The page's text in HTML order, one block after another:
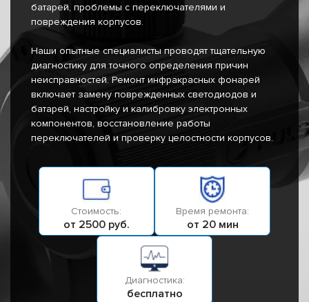
батарей, проблемы с переключателями и
повреждения корпусов.
Наши опытные специалисты проводят тщательную
диагностику для точного определения причин
неисправностей. Ремонт инфракрасных фонарей
включает замену поврежденных светодиодов и
батарей, настройку и калибровку электронных
компонентов, восстановление работы
переключателей и проверку целостности корпусов.
Стоимость:
от 2500 руб.
Время ремонта:
от 20 мин
Диагностика:
бесплатно